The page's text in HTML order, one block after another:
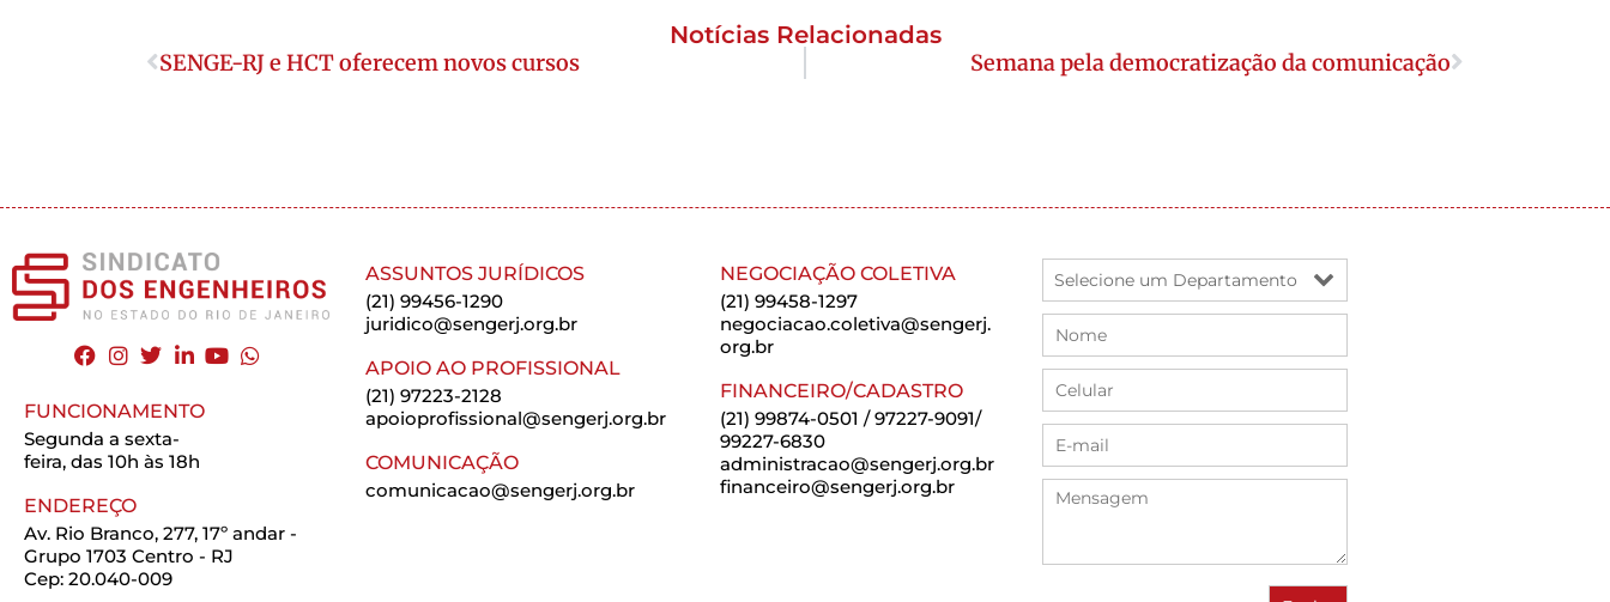
Notícias Relacionadas
SENGE-RJ e HCT oferecem novos cursos Semana pela democratização da comunicação
FUNCIONAMENTO
Segunda a sexta-
feira, das 10h às 18h
ENDEREÇO
Av. Rio Branco, 277, 17º andar -
Grupo 1703 Centro - RJ
Cep: 20.040-009
ASSUNTOS JURÍDICOS
(21) 99456-1290
juridico@sengerj.org.br
APOIO AO PROFISSIONAL
(21) 97223-2128
apoioprofissional@sengerj.org.br
COMUNICAÇÃO
comunicacao@sengerj.org.br
NEGOCIAÇÃO COLETIVA
(21) 99458-1297
negociacao.coletiva@sengerj.
org.br
FINANCEIRO/CADASTRO
(21) 99874-0501 / 97227-9091/
99227-6830
administracao@sengerj.org.br
financeiro@sengerj.org.br